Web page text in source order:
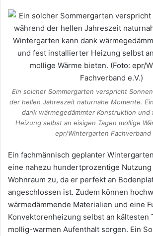
Ein solcher Sommergarten verspricht
der hellen Jahreszeit naturnahe Momente.
dank wärmegedämmter Konstruktion
Heizung selbst an eisigen Tagen mollige
epr/Wintergarten Fachverband
Ein fachmännisch geplanter
eine nahezu hundertprozentige
Wohnraum zu, da er perfekt an
angeschlossen ist. Zudem können
wärmedämmende Materialien und eine
Konvektorenheizung selbst an kältesten
mollig-warmen Aufenthalt sorgen. Ein